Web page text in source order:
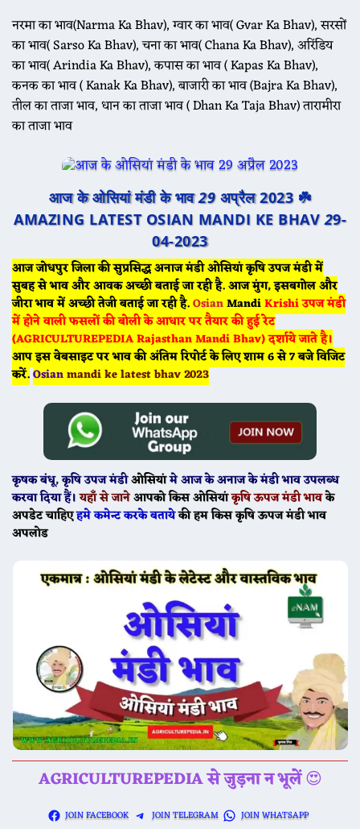
नरमा का भाव(Narma Ka Bhav), ग्वार का भाव( Gvar Ka Bhav), सरसों
का भाव( Sarso Ka Bhav), चना का भाव( Chana Ka Bhav), अरिंडिय
का भाव( Arindia Ka Bhav), कपास का भाव ( Kapas Ka Bhav),
कनक का भाव ( Kanak Ka Bhav), बाजारी का भाव (Bajra Ka Bhav),
तील का ताजा भाव, धान का ताजा भाव ( Dhan Ka Taja Bhav) तारामीरा
का ताजा भाव
आज के ओसियां मंडी के भाव29 अप्रैल 2023 ☘️
AMAZING LATEST OSIAN MANDI KE BHAV29-
04-2023
आज जोधपुर जिला की सुप्रसिद्ध अनाज मंडी ओसियां कृषि उपज मंडी में
सुबह से भाव और आवक अच्छी बताई जा रही है. आज मुंग, इसबगोल और
जीरा भाव में अच्छी तेजी बताई जा रही है.OsianMandiKrishi उपज मंडी
में होने वाली फसलों की बोली के आधार पर तैयार की हुई रेट
(AGRICULTUREPEDIA Rajasthan Mandi Bhav) दर्शाये जाते है।
आप इस वेबसाइट पर भाव की अंतिम रिपोर्ट के लिए शाम 6 से 7 बजे विजिट
करें.Osianmandi ke latest bhav 2023
कृषक बंधू, कृषि उपज मंडीओसियांमेआज केअनाज के मंडी भाव उपलब्ध
करवा दिया हैं। यहाँ से जानेआपको किस ओसियांकृषि ऊपज मंडी भावके
अपडेट चाहिएहमे कमेन्ट करके बतायेकी हम किस कृषि ऊपज मंडी भाव
अपलोड
AGRICULTUREPEDIA से जुड़ना न भूलें😍
JOIN FACEBOOK JOIN TELEGRAM JOIN WHATSAPP